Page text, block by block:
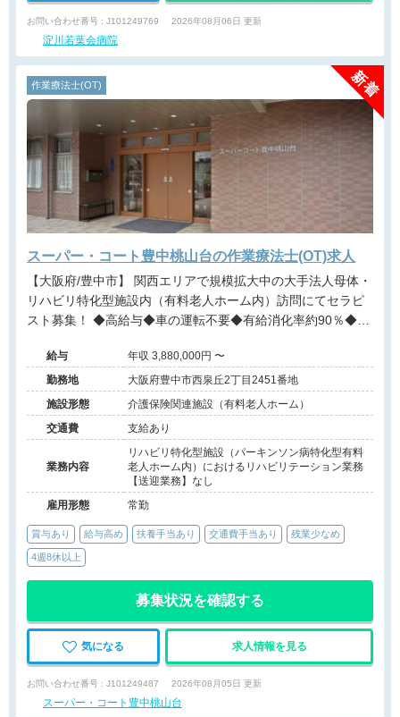
お問い合わせ番号 : J101249769 2026年08月06日 更新
淀川若葉会病院
作業療法士(OT)
スーパー・コート豊中桃山台の作業療法士(OT)求人
【大阪府/豊中市】 関西エリアで規模拡大中の大手法人母体・
リハビリ特化型施設内（有料老人ホーム内）訪問にてセラピ
スト募集！ ◆高給与◆車の運転不要◆有給消化率約90％◆パ
大手法人◆事業拡大に伴う増員募集
給与
年収 3,880,000円 〜
勤務地
大阪府豊中市西泉丘2丁目2451番地
施設形態
介護保険関連施設（有料老人ホーム）
交通費
支給あり
業務内容
リハビリ特化型施設（パーキンソン病特化型有料
老人ホーム内）におけるリハビリテーション業務
【送迎業務】なし
雇用形態
常勤
賞与あり 給与高め 扶養手当あり 交通費手当あり 残業少なめ
4週8休以上
募集状況を確認する
気になる 求人情報を見る
お問い合わせ番号 : J101249487 2026年08月05日 更新
スーパー・コート豊中桃山台